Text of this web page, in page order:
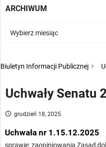
ARCHIWUM
Biuletyn Informacji Publicznej
Uchwały Senatu
access_time grudzień 18, 2025
Uchwała nr 1.15.12.2025
sprawie: zaopiniowania Zasad